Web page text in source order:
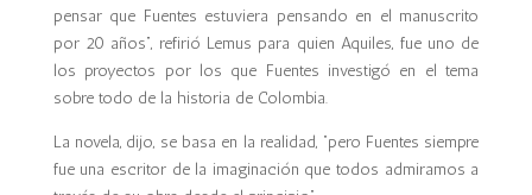
pensar que Fuentes estuviera pensando en el manuscrito
por 20 años”, refirió Lemus para quien Aquiles, fue uno de
los proyectos por los que Fuentes investigó en el tema
sobre todo de la historia de Colombia.
La novela, dijo, se basa en la realidad, “pero Fuentes siempre
fue una escritor de la imaginación que todos admiramos a